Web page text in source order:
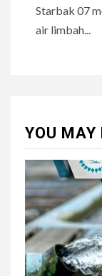
Starbak 07
air limbah...
YOU MAY